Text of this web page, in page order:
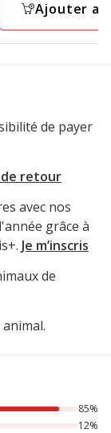
Ajouter
de payer
retour
avec nos
grâce à
Je m’inscris
de
12% des
85%
12%